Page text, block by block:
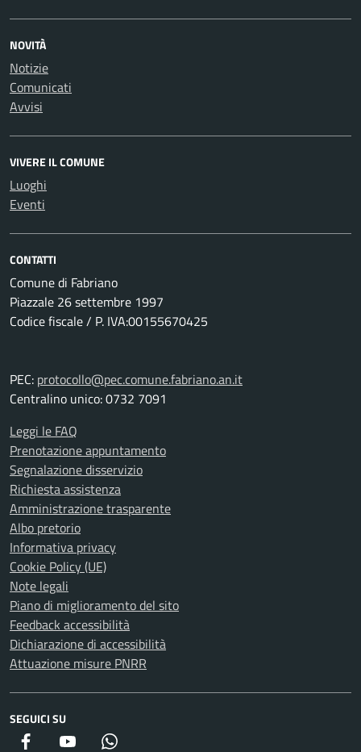
NOVITÀ
Notizie
Comunicati
Avvisi
VIVERE IL COMUNE
Luoghi
Eventi
CONTATTI
Comune di Fabriano
Piazzale 26 settembre 1997
Codice fiscale / P. IVA:00155670425
PEC: protocollo@pec.comune.fabriano.an.it
Centralino unico: 0732 7091
Leggi le FAQ
Prenotazione appuntamento
Segnalazione disservizio
Richiesta assistenza
Amministrazione trasparente
Albo pretorio
Informativa privacy
Cookie Policy (UE)
Note legali
Piano di miglioramento del sito
Feedback accessibilità
Dichiarazione di accessibilità
Attuazione misure PNRR
SEGUICI SU
Facebook YouTube